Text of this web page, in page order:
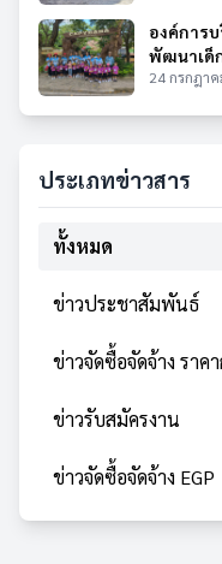
องค์การ
พัฒนาเด็
24 กรกฎา
ประเภทข่าวสาร
ทั้งหมด
ข่าวประชาสัมพันธ์
ข่าวจัดซื้อจัดจ้าง ราคา
ข่าวรับสมัครงาน
ข่าวจัดซื้อจัดจ้าง EGP